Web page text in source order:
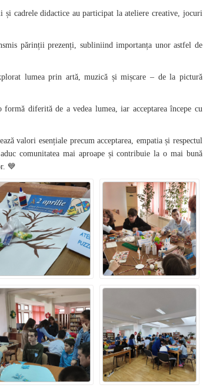
cadrele didactice au participat la ateliere creative, jocuri
părinții prezenți, subliniind importanța unor astfel de
lumea prin artă, muzică și mișcare – de la pictură
diferită de a vedea lumea, iar acceptarea începe cu
valori esențiale precum acceptarea, empatia și respectul
comunitatea mai aproape și contribuie la o mai bună
💙